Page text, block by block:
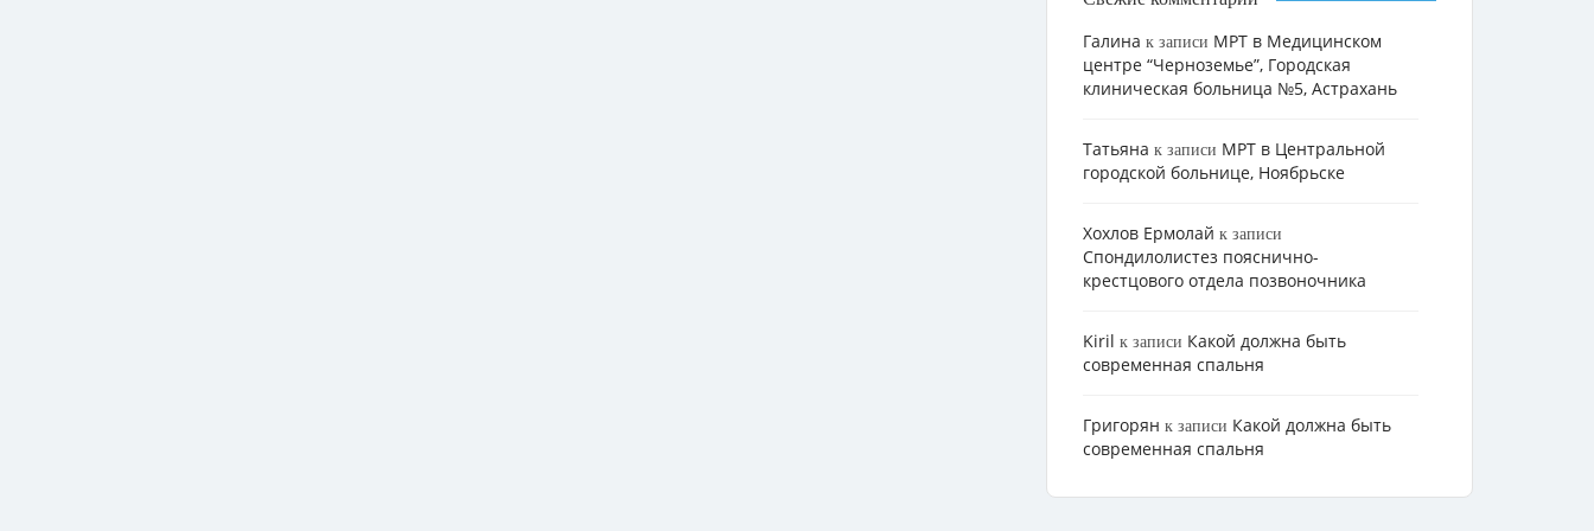
Галина к записи МРТ в Медицинском
центре “Черноземье”, Городская
клиническая больница №5, Астрахань
Татьяна к записи МРТ в Центральной
городской больнице, Ноябрьске
Хохлов Ермолай к записи
Cпондилолистез пояснично-
крестцового отдела позвоночника
Kiril к записи Какой должна быть
современная спальня
Григорян к записи Какой должна быть
современная спальня